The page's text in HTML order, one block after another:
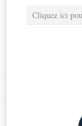
Cliquez ici